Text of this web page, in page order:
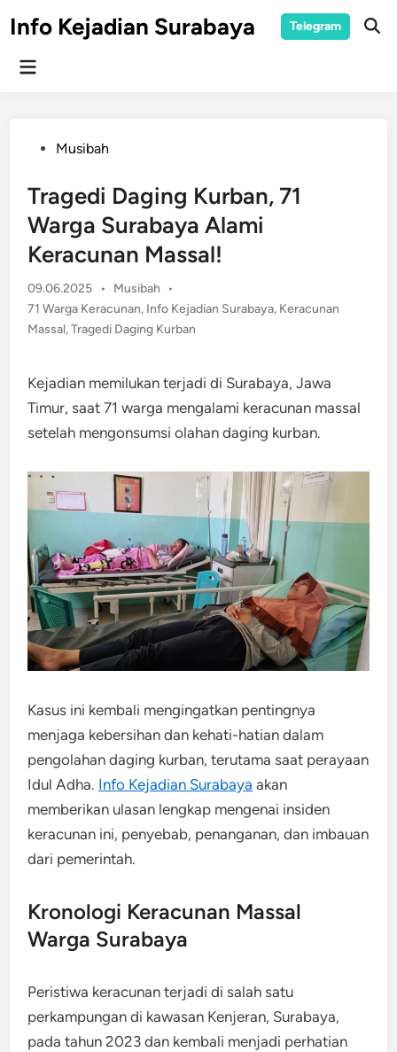
toInfo Kejadian Surabaya Telegram
Main
PostedMusibah
Tragedi Daging Kurban, 71
Warga Surabaya Alami
Keracunan Massal!
09.06.2025 •
Posted
in
Musibah
•
71 Warga Keracunan, Info Kejadian Surabaya, Keracunan
Massal,Tragedi Daging Kurban
Kejadian memilukan terjadi di Surabaya, Jawa
Timur, saat 71 warga mengalami keracunan massal
setelah mengonsumsi olahan daging kurban.
Kasus ini kembali mengingatkan pentingnya
menjaga kebersihan dan kehati-hatian dalam
pengolahan daging kurban, terutama saat perayaan
Idul Adha. Info Kejadian Surabaya akan
memberikan ulasan lengkap mengenai insiden
keracunan ini, penyebab, penanganan, dan imbauan
dari pemerintah.
Kronologi Keracunan Massal
Warga Surabaya
Peristiwa keracunan terjadi di salah satu
perkampungan di kawasan Kenjeran, Surabaya,
pada tahun 2023 dan kembali menjadi perhatian